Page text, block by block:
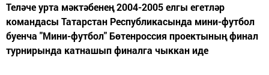
Теләче урта мәктәбенең 2004-2005 елгы егетләр
командасы Татарстан Республикасында мини-футбол
буенча "Мини-футбол" Бөтенроссия проектының финал
турнирында катнашып финалга чыккан иде